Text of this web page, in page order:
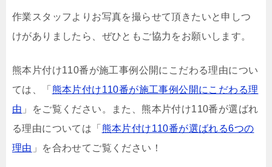
作業スタッフよりお写真を撮らせて頂きたいと申しつ
けがありましたら、ぜひともご協力をお願いします。
熊本片付け110番が施工事例公開にこだわる理由につい
ては、「 熊本片付け110番が施工事例公開にこだわる理
由 」をご覧ください。また、熊本片付け110番が選ばれ
る理由については「 熊本片付け110番が選ばれる6つの
理由 」を合わせてご覧ください！